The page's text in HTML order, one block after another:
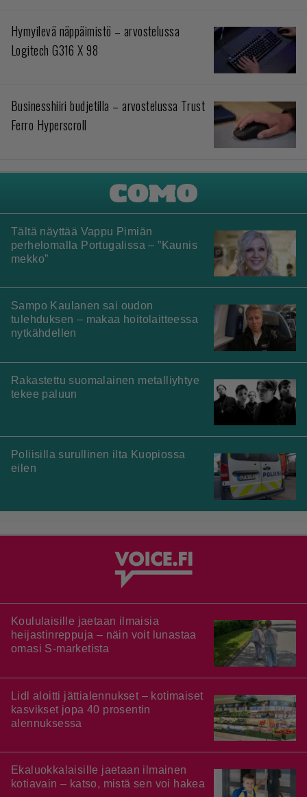
Hymyilevä näppäimistö – arvostelussa
Logitech G316 X 98
Businesshiiri budjetilla – arvostelussa Trust
Ferro Hyperscroll
Tältä näyttää Vappu Pimiän
perhelomalla Portugalissa – ”Kaunis
mekko”
Sampo Kaulanen sai oudon
tulehduksen – makaa hoitolaitteessa
nytkähdellen
Rakastettu suomalainen metalliyhtye
tekee paluun
Poliisilla surullinen ilta Kuopiossa
eilen
Koululaisille jaetaan ilmaisia
heijastinreppuja – näin voit lunastaa
omasi S-marketista
Lidl aloitti jättialennukset – kotimaiset
kasvikset jopa 40 prosentin
alennuksessa
Ekaluokkalaisille jaetaan ilmainen
kotiavain – katso, mistä sen voi hakea